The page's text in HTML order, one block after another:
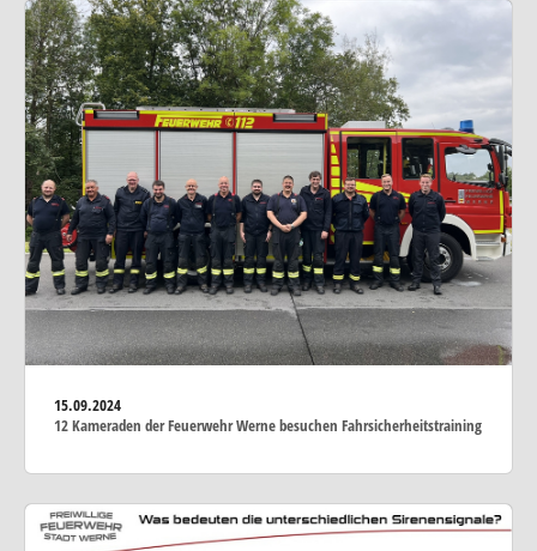
15.09.2024
12 Kameraden der Feuerwehr Werne besuchen Fahrsicherheitstraining